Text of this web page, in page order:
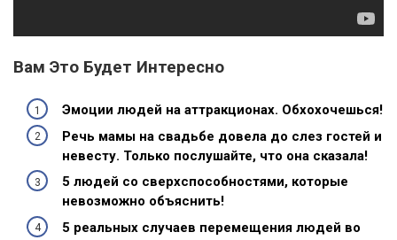
Вам Это Будет Интересно
Эмоции людей на аттракционах. Обхохочешься!
Речь мамы на свадьбе довела до слез гостей и
невесту. Только послушайте, что она сказала!
5 людей со сверхспособностями, которые
невозможно объяснить!
5 реальных случаев перемещения людей во